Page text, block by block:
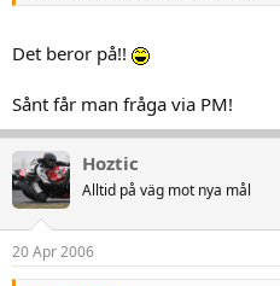
Det beror på!!
Sånt får man fråga via PM!
Hoztic
Alltid på väg mot nya mål
20 Apr 2006